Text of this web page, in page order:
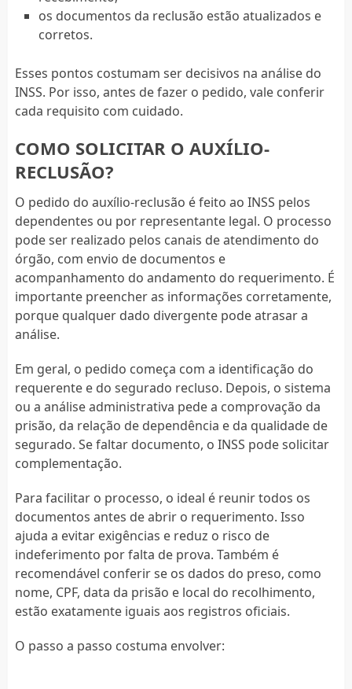
os documentos da reclusão estão atualizados e
corretos.
Esses pontos costumam ser decisivos na análise do
INSS. Por isso, antes de fazer o pedido, vale conferir
cada requisito com cuidado.
COMO SOLICITAR O AUXÍLIO-
RECLUSÃO?
O pedido do auxílio-reclusão é feito ao INSS pelos
dependentes ou por representante legal. O processo
pode ser realizado pelos canais de atendimento do
órgão, com envio de documentos e
acompanhamento do andamento do requerimento. É
importante preencher as informações corretamente,
porque qualquer dado divergente pode atrasar a
análise.
Em geral, o pedido começa com a identificação do
requerente e do segurado recluso. Depois, o sistema
ou a análise administrativa pede a comprovação da
prisão, da relação de dependência e da qualidade de
segurado. Se faltar documento, o INSS pode solicitar
complementação.
Para facilitar o processo, o ideal é reunir todos os
documentos antes de abrir o requerimento. Isso
ajuda a evitar exigências e reduz o risco de
indeferimento por falta de prova. Também é
recomendável conferir se os dados do preso, como
nome, CPF, data da prisão e local do recolhimento,
estão exatamente iguais aos registros oficiais.
O passo a passo costuma envolver: